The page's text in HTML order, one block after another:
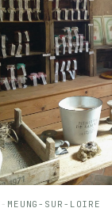
- MEUNG-SUR-LOIRE